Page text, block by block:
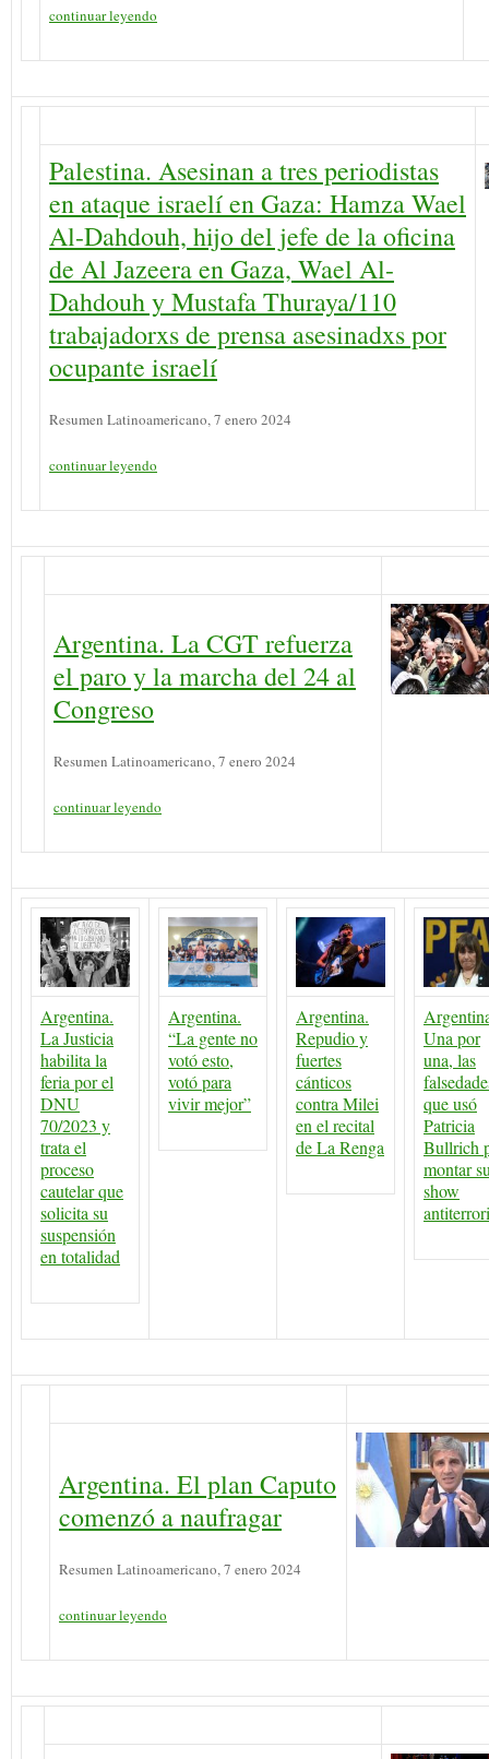
continuar leyendo
Palestina. Asesinan a tres periodistas
en ataque israelí en Gaza: Hamza Wael
Al-Dahdouh, hijo del jefe de la oficina
de Al Jazeera en Gaza, Wael Al-
Dahdouh y Mustafa Thuraya/110
trabajadorxs de prensa asesinadxs por
ocupante israelí
Resumen Latinoamericano, 7 enero 2024
continuar leyendo
Argentina. La CGT refuerza
el paro y la marcha del 24 al
Congreso
Resumen Latinoamericano, 7 enero 2024
continuar leyendo
Argentina.
La Justicia
habilita la
feria por el
DNU
70/2023 y
trata el
proceso
cautelar que
solicita su
suspensión
en totalidad
Argentina.
“La gente no
votó esto,
votó para
vivir mejor”
Argentina.
Repudio y
fuertes
cánticos
contra Milei
en el recital
de La Renga
Una por
una, las
que usó
Patricia
Bullrich
montar
show
Argentina. El plan Caputo
comenzó a naufragar
Resumen Latinoamericano, 7 enero 2024
continuar leyendo